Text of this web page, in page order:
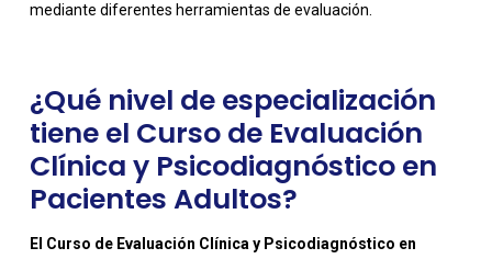
mediante diferentes herramientas de evaluación.
¿Qué nivel de especialización
tiene el Curso de Evaluación
Clínica y Psicodiagnóstico en
Pacientes Adultos?
El Curso de Evaluación Clínica y Psicodiagnóstico en